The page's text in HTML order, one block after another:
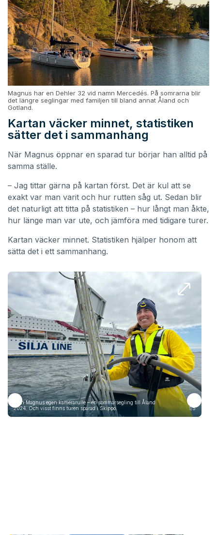
Magnus har en Dehler 32 vid namn Mercedés. På somrarna blir
det längre seglingar med familjen till bland annat Åland och
Gotland.
Kartan väcker minnet, statistiken
sätter det i sammanhang
När Magnus öppnar en sparad tur börjar han alltid på
samma ställe.
– Jag tittar gärna på kartan först. Det är kul att se
exakt var man varit och hur rutten såg ut. Sedan blir
det naturligt att titta på statistiken – hur långt man åkte,
hur länge man var ute, och jämföra med tidigare turer.
Kartan väcker minnet. Statistiken hjälper honom att
sätta det i ett sammanhang.
Från Magnus egen kamerarulle – en sommarsegling till Åland
2024. Och visst finns turen sparad i Skippo.
1/5